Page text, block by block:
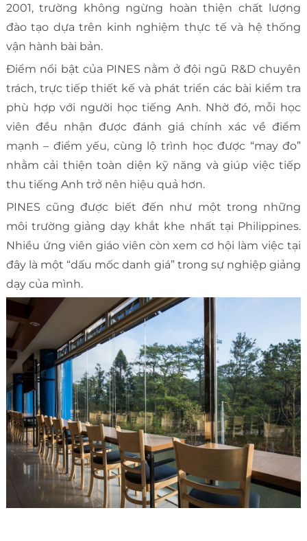
2001, trường không ngừng hoàn thiện chất lượng
đào tạo dựa trên kinh nghiệm thực tế và hệ thống
vận hành bài bản.
Điểm nổi bật của PINES nằm ở đội ngũ R&D chuyên
trách, trực tiếp thiết kế và phát triển các bài kiểm tra
phù hợp với người học tiếng Anh. Nhờ đó, mỗi học
viên đều nhận được đánh giá chính xác về điểm
mạnh – điểm yếu, cùng lộ trình học được “may đo”
nhằm cải thiện toàn diện kỹ năng và giúp việc tiếp
thu tiếng Anh trở nên hiệu quả hơn.
PINES cũng được biết đến như một trong những
môi trường giảng dạy khắt khe nhất tại Philippines.
Nhiều ứng viên giáo viên còn xem cơ hội làm việc tại
đây là một “dấu mốc danh giá” trong sự nghiệp giảng
dạy của mình.